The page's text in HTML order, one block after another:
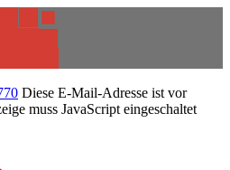
Diese E-Mail-Adresse ist vor
muss JavaScript eingeschaltet